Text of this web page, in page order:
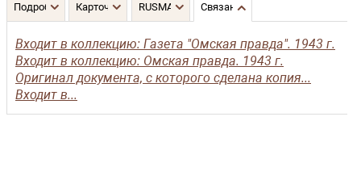
Подробнее Карточка RUSMARC Связанные записи
Входит в коллекцию: Газета "Омская правда". 1943 г.
Входит в коллекцию: Омская правда. 1943 г.
Оригинал документа, с которого сделана копия...
Входит в...